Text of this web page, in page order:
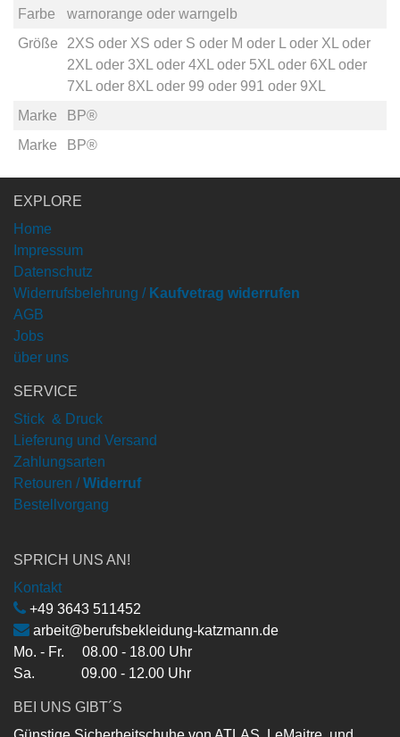
Farbe warnorange oder warngelb
Größe
2XS oder XS oder S oder M oder Loder XLoder
2XLoder 3XLoder 4XLoder 5XLoder 6XLoder
7XLoder 8XLoder 99 oder 991 oder 9XL
Marke
BP®
Marke
BP®
EXPLORE
Home
Impressum
Datenschutz
Widerrufsbelehrung / Kaufvetrag widerrufen
AGB
Jobs
über uns
SERVICE
Stick & Druck
Lieferung und Versand
Zahlungsarten
Retouren / Widerruf
Bestellvorgang
SPRICH UNS AN!
Kontakt
+49 3643 511452
arbeit@berufsbekleidung-katzmann.de
Mo. - Fr. 08.00 - 18.00 Uhr
Sa. 09.00 - 12.00 Uhr
BEI UNS GIBT´S